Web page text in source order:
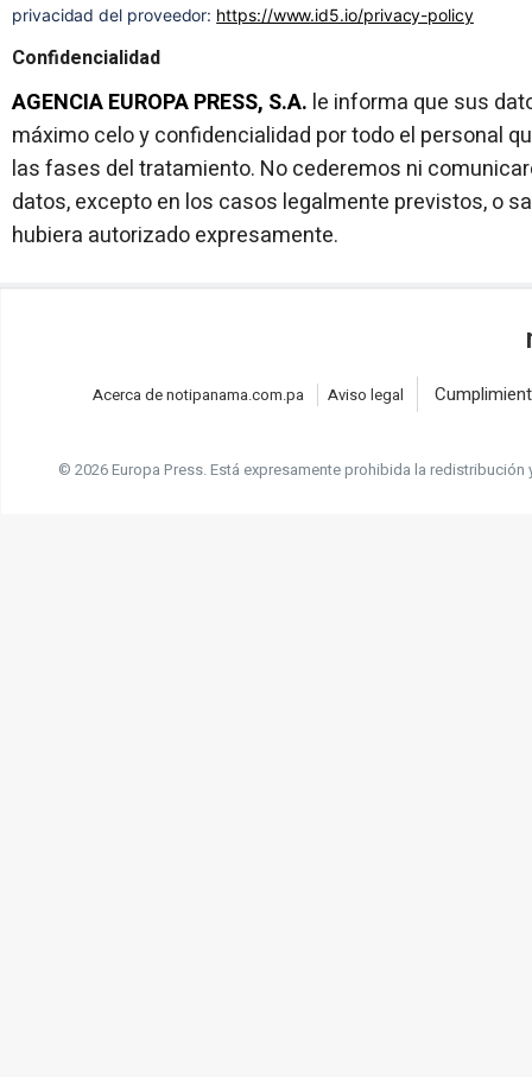
privacidad del proveedor: https://www.id5.io/privacy-policy
Confidencialidad
AGENCIA EUROPA PRESS, S.A. le informa que sus
máximo celo y confidencialidad por todo el personal
las fases del tratamiento. No cederemos ni
datos, excepto en los casos legalmente previstos, o
hubiera autorizado expresamente.
Acerca de notipanama.com.pa Aviso legal
© 2026 Europa Press.Está expresamente prohibida la